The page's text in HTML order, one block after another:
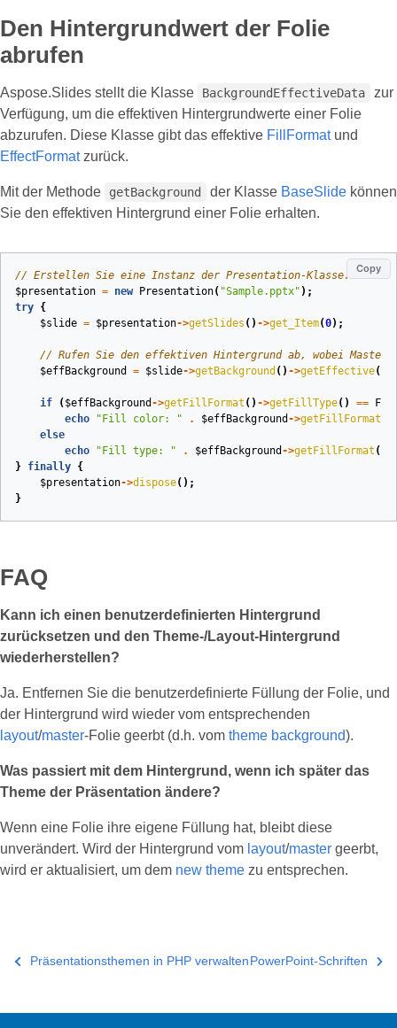
Den Hintergrundwert der Folie
abrufen
Aspose.Slides stellt die Klasse BackgroundEffectiveData
zur
Verfügung, um die effektiven Hintergrundwerte einer Folie
abzurufen. Diese Klasse gibt das effektive FillFormatund
EffectFormatzurück.
Mit der Methode getBackground der Klasse BaseSlidekönnen
Sie den effektiven Hintergrund einer Folie erhalten.
Copy
// Erstellen Sie eine Instanz der Presentation-Klasse.
$presentation = new Presentation( "Sample.pptx" );
try {
$slide = $presentation->getSlides () ->get_Item(0);
// Rufen Sie den effektiven Hintergrund ab, wobei Master,
$effBackground
= $slide->getBackground () ->getEffective();
if ( $effBackground ->getFillFormat () ->getFillType() ==
echo
"Fill color: " . $effBackground ->getFillFormat
else
echo
"Fill type: " . $effBackground ->getFillFormat ()
} finally {
$presentation->dispose();
}
FAQ
Kann ich einen benutzerdefinierten Hintergrund
zurücksetzen und den Theme-/Layout‑Hintergrund
wiederherstellen?
Ja. Entfernen Sie die benutzerdefinierte Füllung der Folie, und
der Hintergrund wird wieder vom entsprechenden
layout/master‑Folie geerbt (d.h. vom theme background).
Was passiert mit dem Hintergrund, wenn ich später das
Theme der Präsentation ändere?
Wenn eine Folie ihre eigene Füllung hat, bleibt diese
unverändert. Wird der Hintergrund vom layout/master geerbt,
wird er aktualisiert, um dem new theme zu entsprechen.
Präsentationsthemen in PHP verwaltenPowerPoint-Schriften